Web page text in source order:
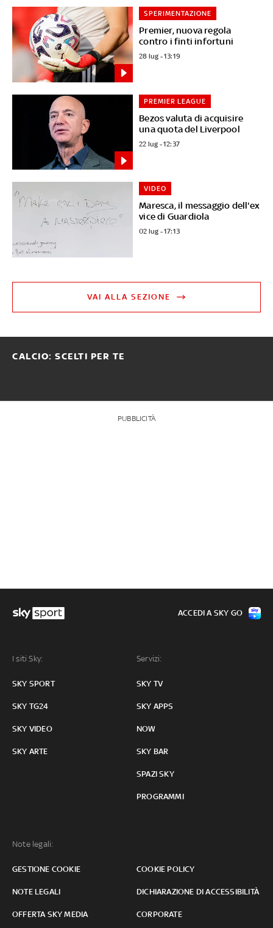
Premier, nuova regola
contro i finti infortuni
SPERIMENTAZIONE
28 lug - 13:19
Bezos valuta di acquisire
una quota del Liverpool
PREMIER LEAGUE
22 lug - 12:37
Maresca, il messaggio dell'ex
vice di Guardiola
VIDEO
02 lug - 17:13
VAI ALLA SEZIONE
CALCIO: SCELTI PER TE
PUBBLICITÀ
I siti Sky:
SKY SPORT
SKY TG24
SKY VIDEO
SKY ARTE
Servizi:
SKY TV
SKY APPS
NOW
SKY BAR
SPAZI SKY
PROGRAMMI
Note legali:
GESTIONE COOKIE COOKIE POLICY
NOTE LEGALI DICHIARAZIONE DI ACCESSIBILITÀ
OFFERTA SKY MEDIA CORPORATE
ACCEDI A SKY GO